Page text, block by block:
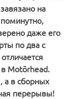
на
даже его
по два с
Motörhead.
а в сборных
перерывы!